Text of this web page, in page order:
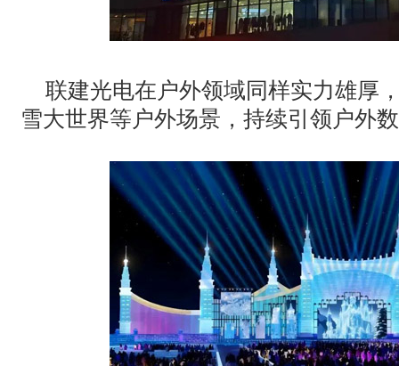
联建光电在户外领域同样实力雄厚
雪大世界等户外场景，持续引领户外